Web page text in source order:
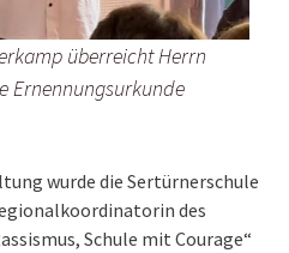
überreicht Herrn
Ernennungsurkunde
wurde die Sertürnerschule
des
Schule mit Courage“